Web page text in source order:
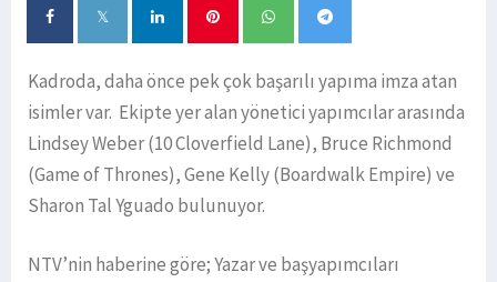
Kadroda, daha önce pek çok başarılı yapıma imza atan
isimler var. Ekipte yer alan yönetici yapımcılar arasında
Lindsey Weber (10 Cloverfield Lane), Bruce Richmond
(Game of Thrones), Gene Kelly (Boardwalk Empire) ve
Sharon Tal Yguado bulunuyor.
NTV’nin haberine göre; Yazar ve başyapımcıları